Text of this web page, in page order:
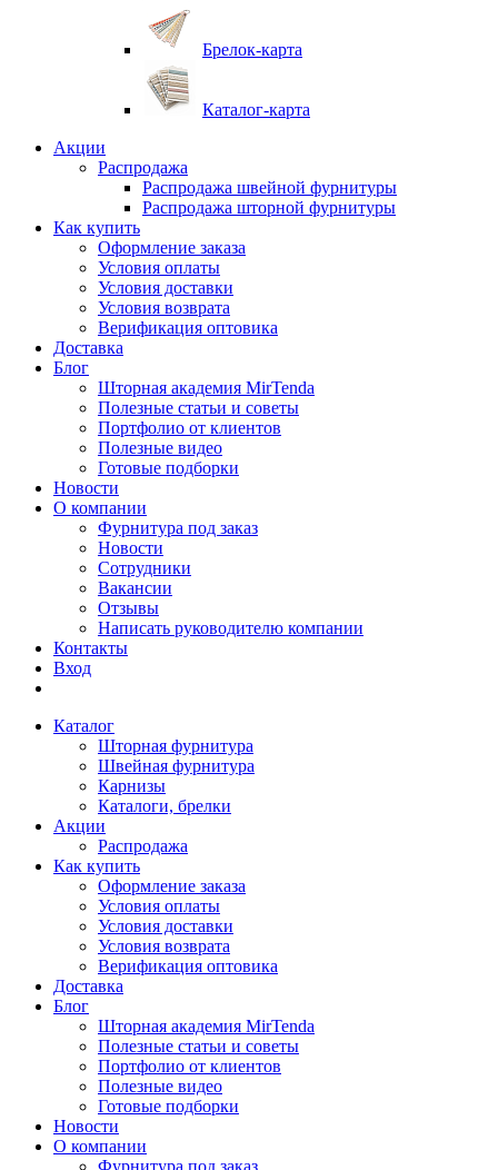
Брелок-карта
Каталог-карта
Акции
Распродажа
Распродажа швейной фурнитуры
Распродажа шторной фурнитуры
Как купить
Оформление заказа
Условия оплаты
Условия доставки
Условия возврата
Верификация оптовика
Доставка
Блог
Шторная академия MirTenda
Полезные статьи и советы
Портфолио от клиентов
Полезные видео
Готовые подборки
Новости
О компании
Фурнитура под заказ
Новости
Сотрудники
Вакансии
Отзывы
Написать руководителю компании
Контакты
Вход
Каталог
Шторная фурнитура
Швейная фурнитура
Карнизы
Каталоги, брелки
Акции
Распродажа
Как купить
Оформление заказа
Условия оплаты
Условия доставки
Условия возврата
Верификация оптовика
Доставка
Блог
Шторная академия MirTenda
Полезные статьи и советы
Портфолио от клиентов
Полезные видео
Готовые подборки
Новости
О компании
Фурнитура под заказ